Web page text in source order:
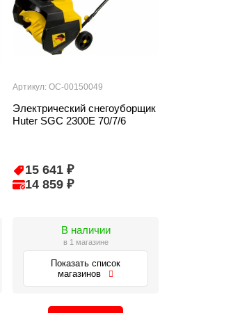
Артикул: ОС-00150049
Электрический снегоуборщик
Huter SGC 2300E 70/7/6
15 641 ₽
14 859 ₽
В наличии
в 1 магазине
Показать список
магазинов